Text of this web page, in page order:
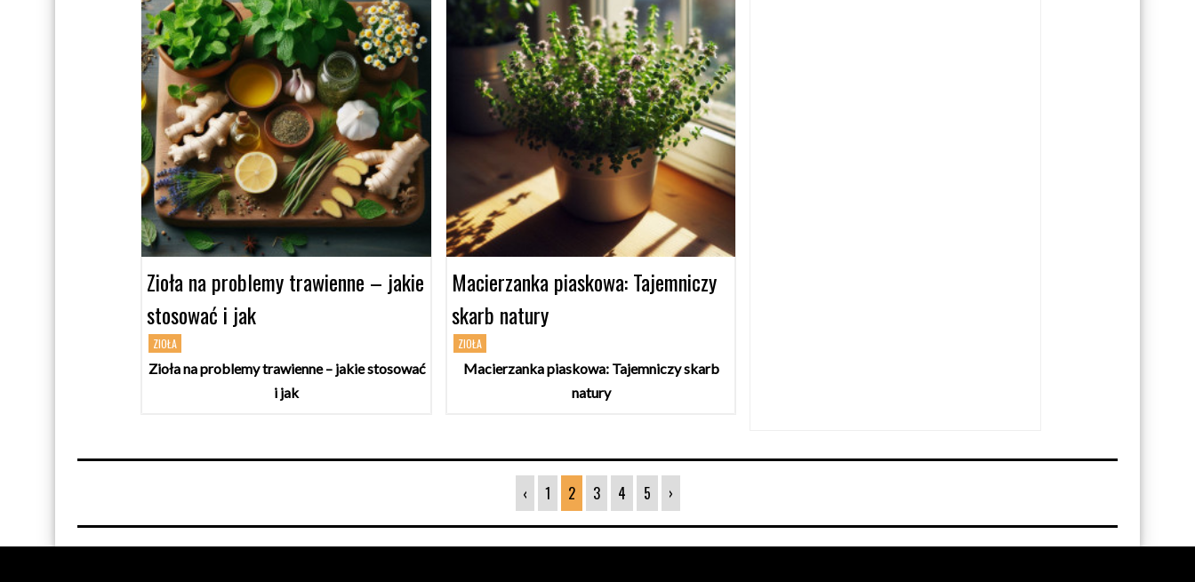
Zioła na problemy trawienne – jakie
stosować i jak
ZIOŁA
Zioła na problemy trawienne – jakie stosować
i jak
Macierzanka piaskowa: Tajemniczy
skarb natury
ZIOŁA
Macierzanka piaskowa: Tajemniczy skarb
natury
‹ 1 2 3 4 5 ›